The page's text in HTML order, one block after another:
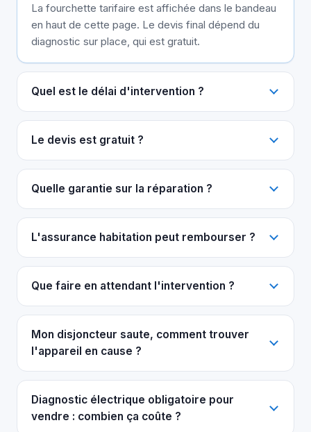
La fourchette tarifaire est affichée dans le bandeau
en haut de cette page. Le devis final dépend du
diagnostic sur place, qui est gratuit.
Quel est le délai d'intervention ?
Le devis est gratuit ?
Quelle garantie sur la réparation ?
L'assurance habitation peut rembourser ?
Que faire en attendant l'intervention ?
Mon disjoncteur saute, comment trouver
l'appareil en cause ?
Diagnostic électrique obligatoire pour
vendre : combien ça coûte ?